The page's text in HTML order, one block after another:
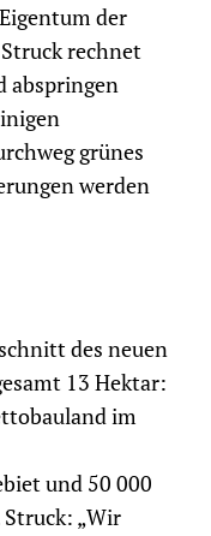
der
rechnet
abspringen
grünes
werden
des neuen
13 Hektar:
im
und 50 000
„Wir